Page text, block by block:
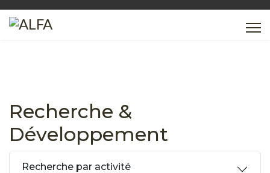
Recherche &
Développement
Recherche par activité